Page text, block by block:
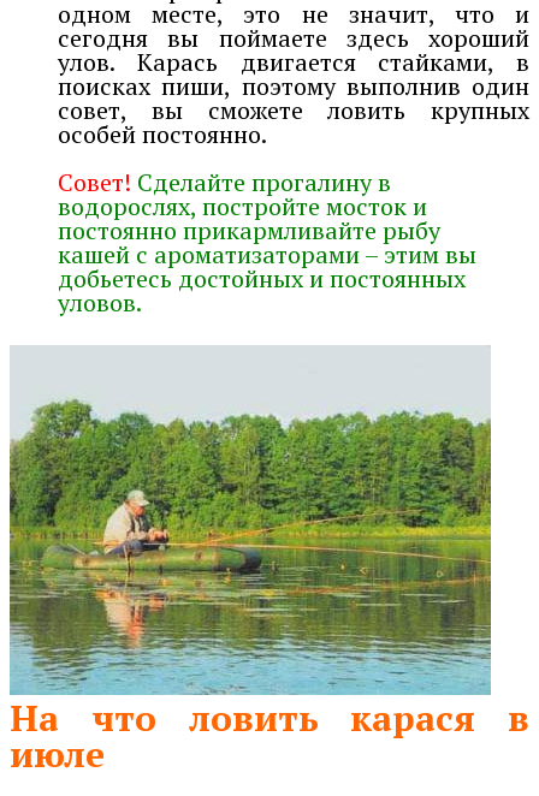
одном месте, это не значит, что и
сегодня вы поймаете здесь хороший
улов. Карась двигается стайками, в
поисках пиши, поэтому выполнив один
совет, вы сможете ловить крупных
особей постоянно.
Совет! Сделайте прогалину в
водорослях, постройте мосток и
постоянно прикармливайте рыбу
кашей с ароматизаторами – этим вы
добьетесь достойных и постоянных
уловов.
На что ловить карася в
июле